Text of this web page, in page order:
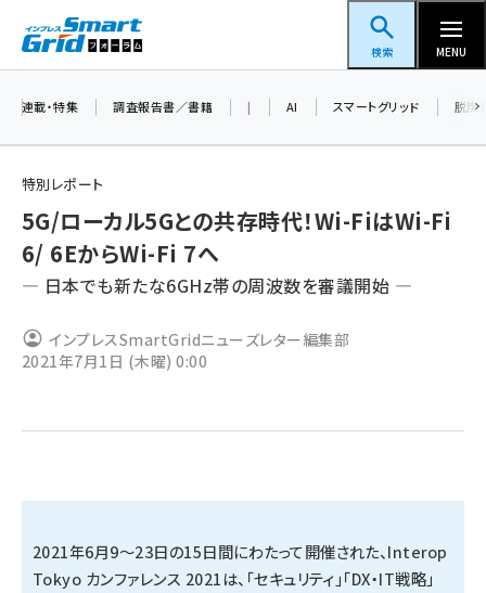
ン
スマートグリッドフォーラム
検索 MENU
蓄電池 (409)
新井 (365)
新井宏征 (301)
連載・特集 調査報告書／書籍 | AI スマートグリッド 脱炭
特別レポート
5G/ローカル5Gとの共存時代！Wi-FiはWi-Fi
6/ 6EからWi-Fi 7へ
― 日本でも新たな6GHz帯の周波数を審議開始 ―
インプレスSmartGridニューズレター編集部
2021年7月1日 (木曜) 0:00
2021年6月9〜23日の15日間にわたって開催された、Interop
Tokyo カンファレンス 2021は、「セキュリティ」「DX・IT戦略」